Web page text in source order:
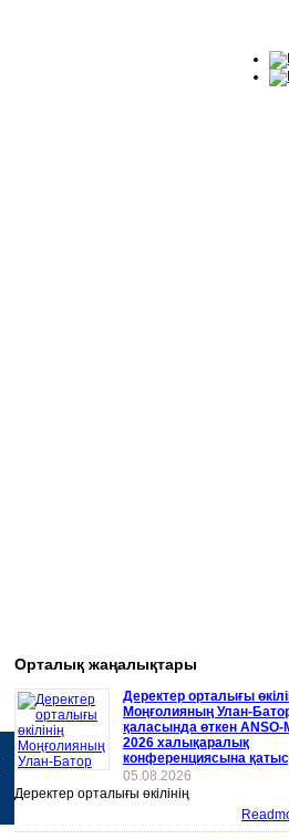
Орталық жаңалықтары
Деректер орталығы
Моңғолияның Улан-
қаласында өткен ANSO-
2026 халықаралық
конференциясына
05.08.2026
Деректер орталығы өкілінің